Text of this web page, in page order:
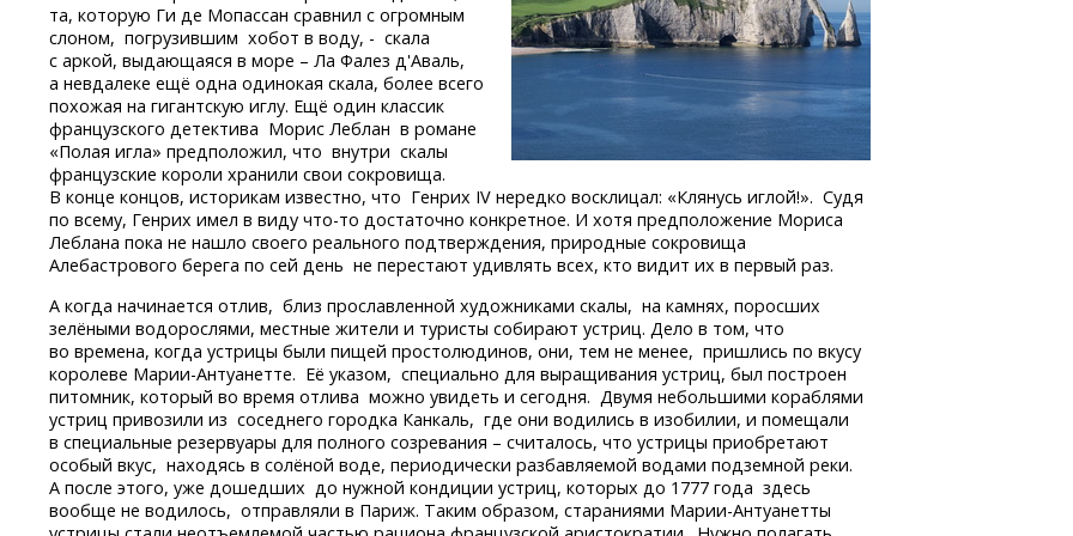
та, которую Ги де Мопассан сравнил с огромным
слоном, погрузившим хобот в воду, - скала
с аркой, выдающаяся в море – Ла Фалез д'Аваль,
а невдалеке ещё одна одинокая скала, более всего
похожая на гигантскую иглу. Ещё один классик
французского детектива Морис Леблан в романе
«Полая игла» предположил, что внутри скалы
французские короли хранили свои сокровища.
В конце концов, историкам известно, что Генрих IV нередко восклицал: «Клянусь иглой!». Судя
по всему, Генрих имел в видучто-то достаточно конкретное. И хотя предположение Мориса
Леблана пока не нашло своего реального подтверждения, природные сокровища
Алебастрового берега по сей день не перестают удивлять всех, кто видит их в первый раз.
А когда начинается отлив, близ прославленной художниками скалы, на камнях, поросших
зелёными водорослями, местные жители и туристы собирают устриц. Дело в том, что
во времена, когда устрицы были пищей простолюдинов, они, тем не менее, пришлись по вкусу
королеве Марии-Антуанетте. Её указом, специально для выращивания устриц, был построен
питомник, который во время отлива можно увидеть и сегодня. Двумя небольшими кораблями
устриц привозили из соседнего городка Канкаль, где они водились в изобилии, и помещали
в специальные резервуары для полного созревания – считалось, что устрицы приобретают
особый вкус, находясь в солёной воде, периодически разбавляемой водами подземной реки.
А после этого, уже дошедших до нужной кондиции устриц, которых до 1777 года здесь
вообще не водилось, отправляли в Париж. Таким образом, стараниями Марии-Антуанетты